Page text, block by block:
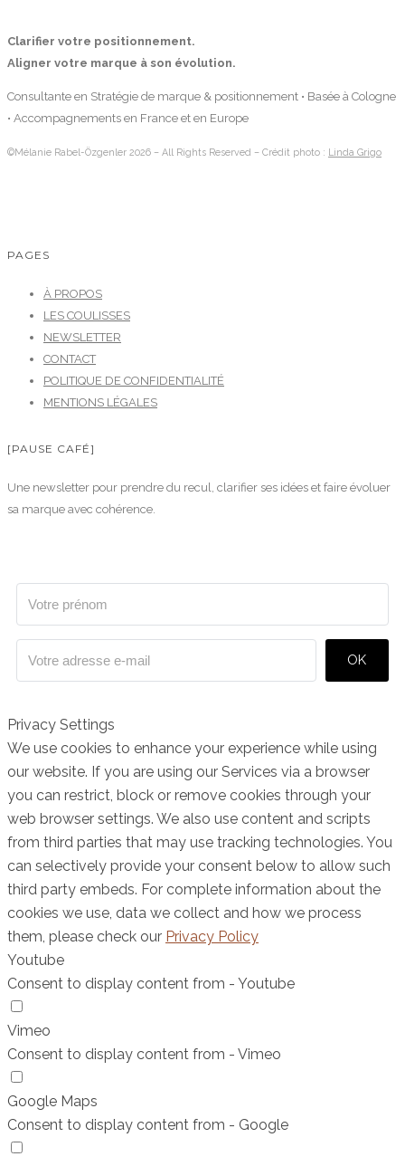
Clarifier votre positionnement.
Aligner votre marque à son évolution.
Consultante en Stratégie de marque & positionnement • Basée à Cologne
• Accompagnements en France et en Europe
©Mélanie Rabel-Özgenler 2026 – All Rights Reserved – Crédit photo : Linda Grigo
PAGES
À PROPOS
LES COULISSES
NEWSLETTER
CONTACT
POLITIQUE DE CONFIDENTIALITÉ
MENTIONS LÉGALES
[PAUSE CAFÉ]
Une newsletter pour prendre du recul, clarifier ses idées et faire évoluer
sa marque avec cohérence.
OK
Privacy Settings
We use cookies to enhance your experience while using
our website. If you are using our Services via a browser
you can restrict, block or remove cookies through your
web browser settings. We also use content and scripts
from third parties that may use tracking technologies. You
can selectively provide your consent below to allow such
third party embeds. For complete information about the
cookies we use, data we collect and how we process
them, please check our Privacy Policy
Youtube
Consent to display content from - Youtube
Vimeo
Consent to display content from - Vimeo
Google Maps
Consent to display content from - Google